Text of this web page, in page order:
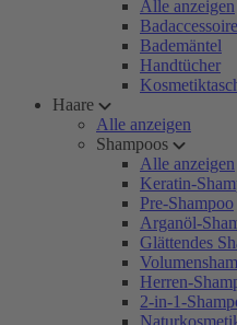
Alle anzeigen
Bademäntel
Handtücher
Haare
Alle anzeigen
Shampoos
Alle anzeigen
Keratin-
Pre-Shampoo
Arganöl-
Glättendes
Herren-
2-in-1-